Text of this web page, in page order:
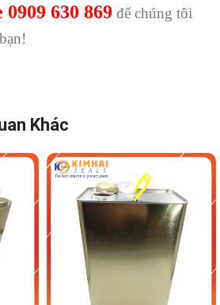
630 869 để chúng tôi
Khác